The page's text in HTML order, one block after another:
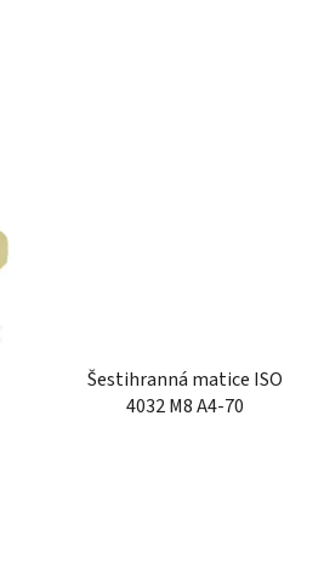
Šestihranná matice ISO
4032 M8 A4-70